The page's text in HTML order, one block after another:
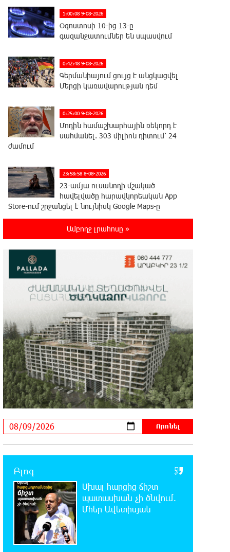
1:00:08 9-08-2026
Օգոստոսի 10-ից 13-ը
գազանջատումներ են սպասվում
0:42:48 9-08-2026
Գերմանիայում ցույց է անցկացվել
Մերցի կառավարության դեմ
0:25:00 9-08-2026
Մոդին համաշխարհային ռեկորդ է
սահմանել. 303 միլիոն դիտում՝ 24
ժամում
23:58:58 8-08-2026
23-ամյա ուսանողի մշակած
հավելվածը հարավկորեական App
Store-ում շրջանցել է նույնիսկ Google Maps-ը
23:39:22 8-08-2026
ոչնչացվել է ուկրաինական 360
անօդաչու թռչող սարք
23:20:45 8-08-2026
Օգոստոսի 10-ին, 11-ին, 12-ին, 13-
ին, 14-ին, 17-ին, 18-ին և 20-ին
հարյուրավոր հասցեներում լույս չի լինելու
23:01:57 8-08-2026
Ողբերգական դեպք՝ Երևանում․
Կիևյան կամրջի տակ
հայտնաբերվել է տղամարդու մարմին
Ադրբեջանի Սարով գյուղում տանը
18-ամյա աղջկա դի է
հայտնաբերվել
Հայհիդրոմետի տնօրենը գրել է
22:07:09 8-08-2026
Արտակարգ դեպք՝ Երևանում․
կոտրել են «Հույս բոլոր մարդկանց»
Ամբողջ լրահոսը »
Բլոգ
Սխալ հարցից ճիշտ
պատասխան չի ծնվում.
Մհեր Ավետիսյան